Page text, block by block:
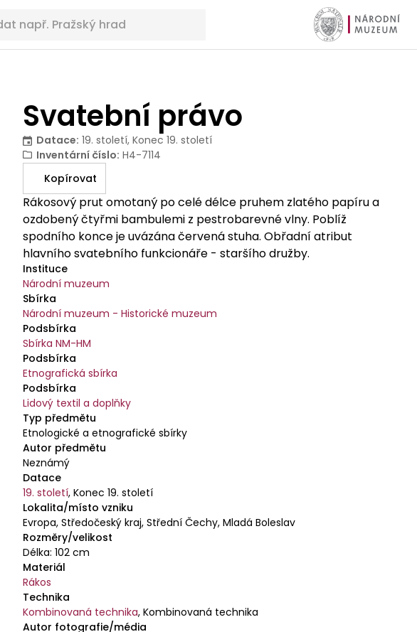
Svatební právo
Datace: 19. století, Konec 19. století
Inventární číslo: H4-7114
Kopírovat
Rákosový prut omotaný po celé délce pruhem zlatého papíru a
ozdobený čtyřmi bambulemi z pestrobarevné vlny. Poblíž
spodního konce je uvázána červená stuha. Obřadní atribut
hlavního svatebního funkcionáře - staršího družby.
Instituce
Národní muzeum
Sbírka
Národní muzeum - Historické muzeum
Podsbírka
Sbírka NM-HM
Podsbírka
Etnografická sbírka
Podsbírka
Lidový textil a doplňky
Typ předmětu
Etnologické a etnografické sbírky
Autor předmětu
Neznámý
Datace
19. století,Konec 19. století
Lokalita/místo vzniku
Evropa, Středočeský kraj, Střední Čechy, Mladá Boleslav
Rozměry/velikost
Délka: 102 cm
Materiál
Rákos
Technika
Kombinovaná technika,Kombinovaná technika
Autor fotografie/média